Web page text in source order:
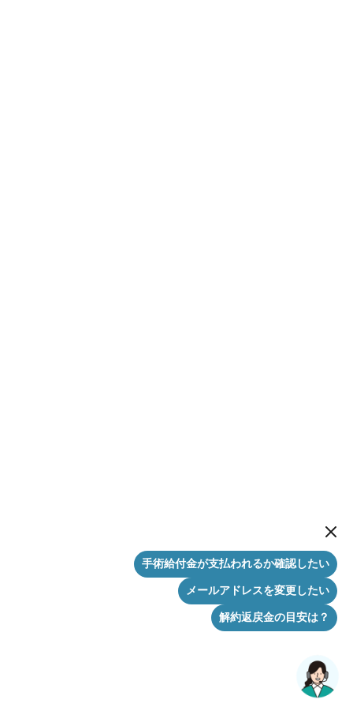
New
手術給付金が支払われるか確認したい
メールアドレスを変更したい
解約返戻金の目安は？